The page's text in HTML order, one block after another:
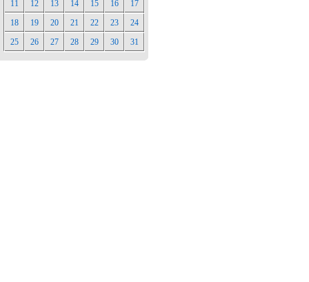
11
12 13 14 15 16
17
18
19 20 21 22 23
24
25
26 27 28 29 30 31